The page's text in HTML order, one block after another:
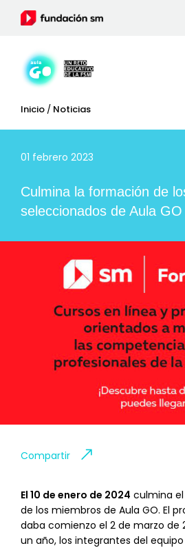
Inicio / Noticias
01 febrero 2023
Culmina la formación de
seleccionados de Aula GO
Compartir
El 10 de enero de 2024 culmina
de los miembros de Aula GO. El
daba comienzo el 2 de marzo de
un año, los integrantes del